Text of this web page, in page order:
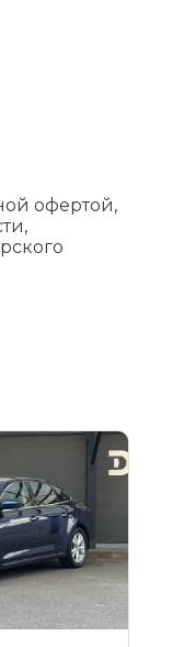
офертой,